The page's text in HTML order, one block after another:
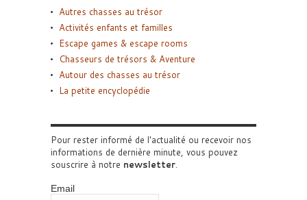
Autres chasses au trésor
Activités enfants et familles
Escape games & escape rooms
Chasseurs de trésors & Aventure
Autour des chasses au trésor
La petite encyclopédie
Pour rester informé de l'actualité ou recevoir nos
informations de dernière minute, vous pouvez
souscrire à notre newsletter.
Email